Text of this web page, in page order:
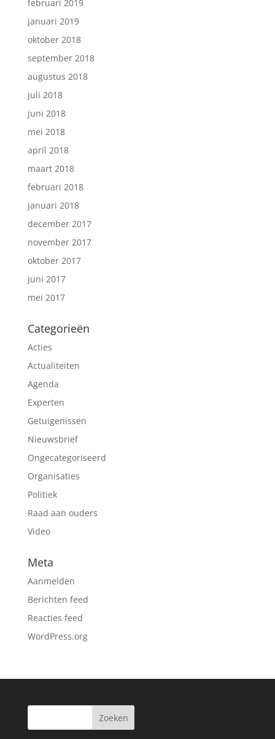
februari 2019
januari 2019
oktober 2018
september 2018
augustus 2018
juli 2018
juni 2018
mei 2018
april 2018
maart 2018
februari 2018
januari 2018
december 2017
november 2017
oktober 2017
juni 2017
mei 2017
Categorieën
Acties
Actualiteiten
Agenda
Experten
Getuigenissen
Nieuwsbrief
Ongecategoriseerd
Organisaties
Politiek
Raad aan ouders
Video
Meta
Aanmelden
Berichten feed
Reacties feed
WordPress.org